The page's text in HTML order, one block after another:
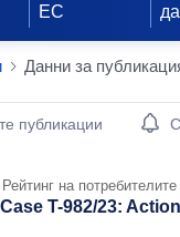
ЕС
Данни за
Actions
публикации
Рейтинг на потребителите
Case T-982/23: